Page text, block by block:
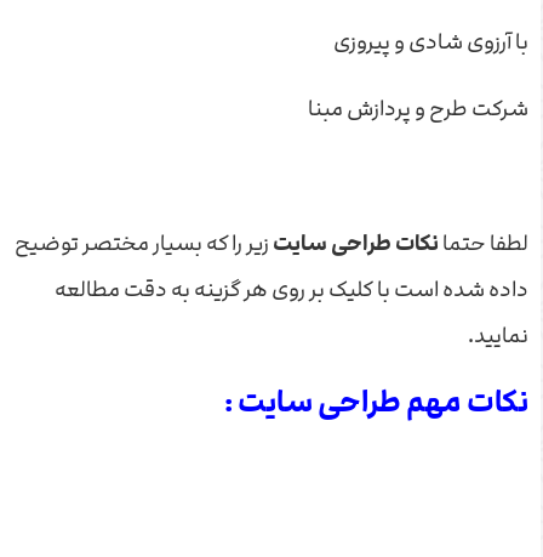
با آرزوی شادی و پیروزی
شرکت طرح و پردازش مبنا
لطفا حتمانکات طراحی سایتزیر را که بسیار مختصر توضیح
داده شده است با کلیک بر روی هر گزینه به دقت مطالعه
نمایید.
نکات مهم طراحی سایت :